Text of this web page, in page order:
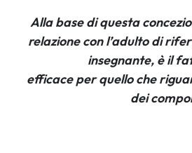
Alla base di questa
relazione con l’adulto di
insegnante, è il
efficace per quello che
dei